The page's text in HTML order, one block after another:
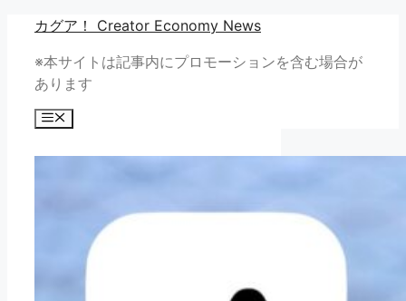
カグア！ Creator Economy News
※本サイトは記事内にプロモーションを含む場合が
あります
メ